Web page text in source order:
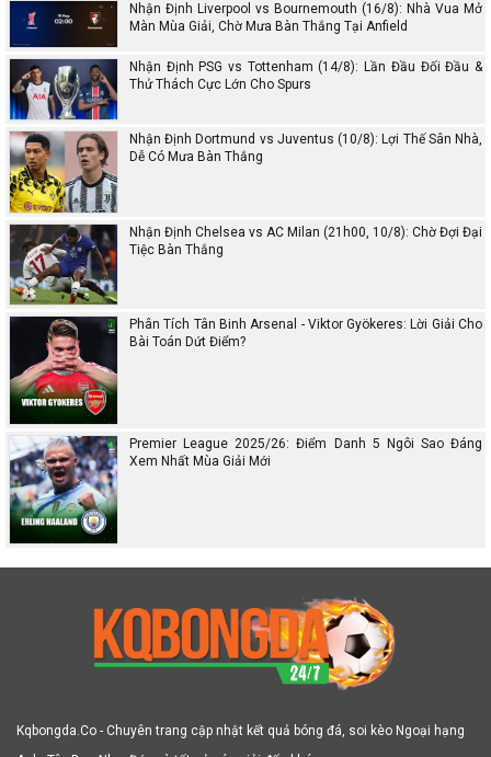
Nhận Định Liverpool vs Bournemouth (16/8): Nhà Vua Mở
Màn Mùa Giải, Chờ Mưa Bàn Thắng Tại Anfield
Nhận Định PSG vs Tottenham (14/8): Lần Đầu Đối Đầu &
Thử Thách Cực Lớn Cho Spurs
Nhận Định Dortmund vs Juventus (10/8): Lợi Thế Sân Nhà,
Dễ Có Mưa Bàn Thắng
Nhận Định Chelsea vs AC Milan (21h00, 10/8): Chờ Đợi Đại
Tiệc Bàn Thắng
Phân Tích Tân Binh Arsenal - Viktor Gyökeres: Lời Giải Cho
Bài Toán Dứt Điểm?
Premier League 2025/26: Điểm Danh 5 Ngôi Sao Đáng
Xem Nhất Mùa Giải Mới
Kqbongda.Co - Chuyên trang cập nhật kết quả bóng đá, soi kèo Ngoại hạng